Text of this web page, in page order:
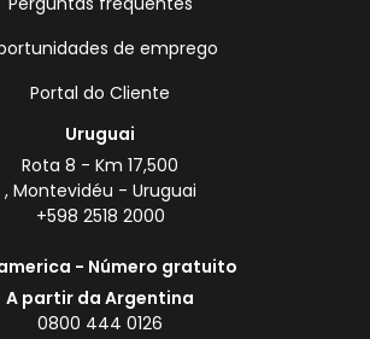
de emprego
Portal do Cliente
Uruguai
Rota 8 - Km 17,500
, Montevidéu - Uruguai
+598 2518 2000
- Número gratuito
A partir da Argentina
0800 444 0126